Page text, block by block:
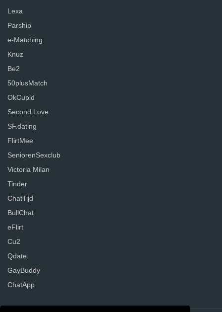
Lexa
Parship
e-Matching
Knuz
Be2
50plusMatch
OkCupid
Second Love
SF.dating
FlirtMee
SeniorenSexclub
Victoria Milan
Tinder
ChatTijd
BullChat
eFlirt
Cu2
Qdate
GayBuddy
ChatApp